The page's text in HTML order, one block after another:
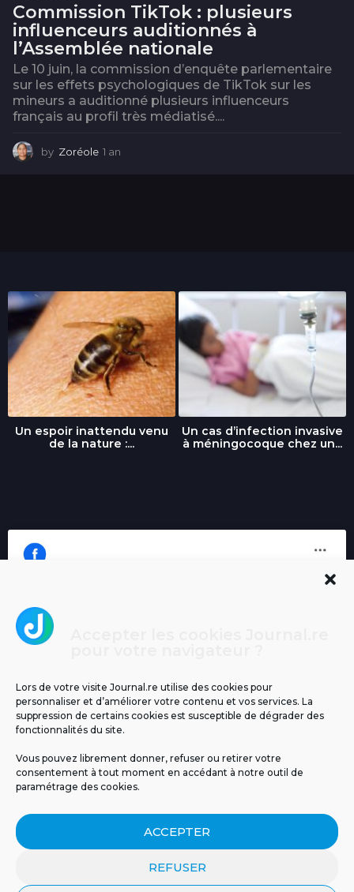
Lors de votre visite Journal.re utilise des cookies pour
personnaliser et d’améliorer votre contenu et vos services. La
suppression de certains cookies est susceptible de dégrader des
fonctionnalités du site.
Vous pouvez librement donner, refuser ou retirer votre
consentement à tout moment en accédant à notre outil de
paramétrage des cookies.
ACCEPTER
REFUSER
Commission TikTok : plusieurs
influenceurs auditionnés à
l’Assemblée nationale
Le 10 juin, la commission d’enquête parlementaire
sur les effets psychologiques de TikTok sur les
mineurs a auditionné plusieurs influenceurs
français au profil très médiatisé....
by Zoréole 1 an
Un espoir inattendu venu
de la nature :...
Un cas d’infection invasive
à méningocoque chez un...
MENTIONS LÉGALES PUBLICITÉ
BLOG
NOS ÉMISSIONS
POLITIQUE DE CONFIDENTIALITÉ
CONTACT